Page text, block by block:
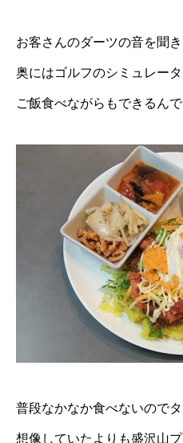
お客さんのダーツの音を聞
奥にはゴルフのシミュレータ
ご飯食べながらもできるん
普段なかなか食べないので
想像していたよりも盛沢山